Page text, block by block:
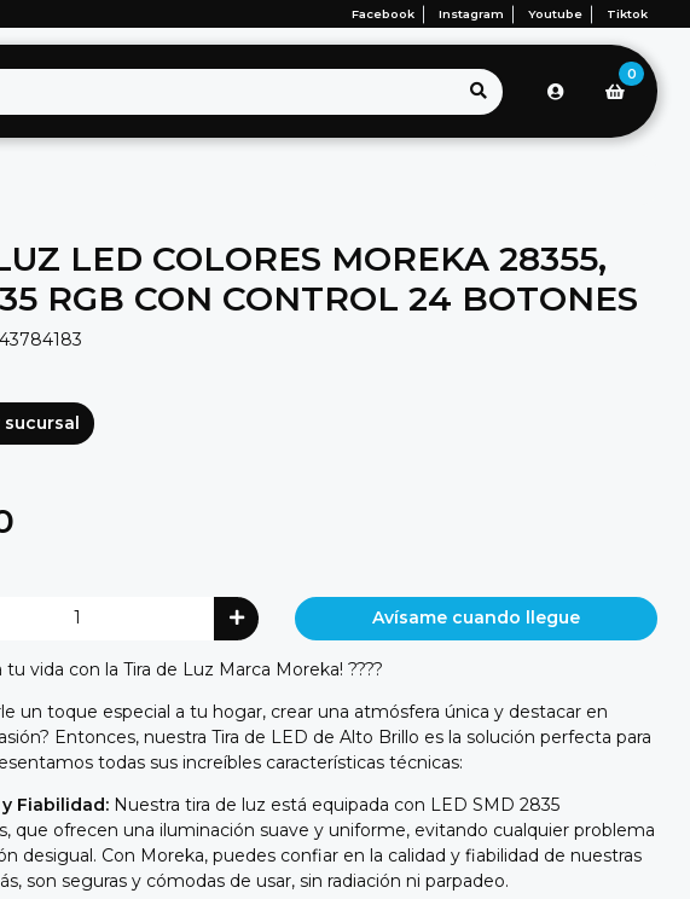
Facebook Instagram Youtube Tiktok
0
LED COLORES MOREKA 28355,
RGB CON CONTROL 24 BOTONES
Avísame cuando llegue
tu vida con la Tira de Luz Marca Moreka! ????
un toque especial a tu hogar, crear una atmósfera única y destacar en
Entonces, nuestra Tira de LED de Alto Brillo es la solución perfecta para
todas sus increíbles características técnicas:
Fiabilidad: Nuestra tira de luz está equipada con LED SMD 2835
que ofrecen una iluminación suave y uniforme, evitando cualquier problema
desigual. Con Moreka, puedes confiar en la calidad y fiabilidad de nuestras
son seguras y cómodas de usar, sin radiación ni parpadeo.